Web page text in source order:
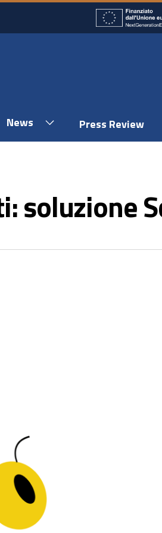
News Press Review
soluzione